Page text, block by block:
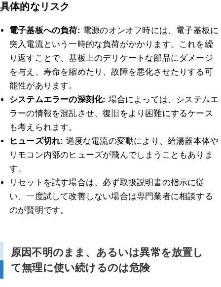
具体的なリスク
電子基板への負荷: 電源のオンオフ時には、電子基板に
突入電流という一時的な負荷がかかります。これを繰
り返すことで、基板上のデリケートな部品にダメージ
を与え、寿命を縮めたり、故障を悪化させたりする可
能性があります。
システムエラーの深刻化: 場合によっては、システムエ
ラーの情報を混乱させ、復旧をより困難にするケース
も考えられます。
ヒューズ切れ: 過度な電流の変動により、給湯器本体や
リモコン内部のヒューズが飛んでしまうこともありま
す。
リセットを試す場合は、必ず取扱説明書の指示に従
い、一度試して改善しない場合は専門業者に相談する
のが賢明です。
原因不明のまま、あるいは異常を放置し
て無理に使い続けるのは危険